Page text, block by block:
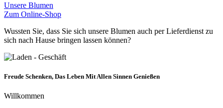
Unsere Blumen
Zum Online-Shop
Wussten Sie, dass Sie sich unsere Blumen auch per Lieferdienst zu
sich nach Hause bringen lassen können?
Freude Schenken, Das Leben Mit Allen Sinnen Genießen​
Willkommen